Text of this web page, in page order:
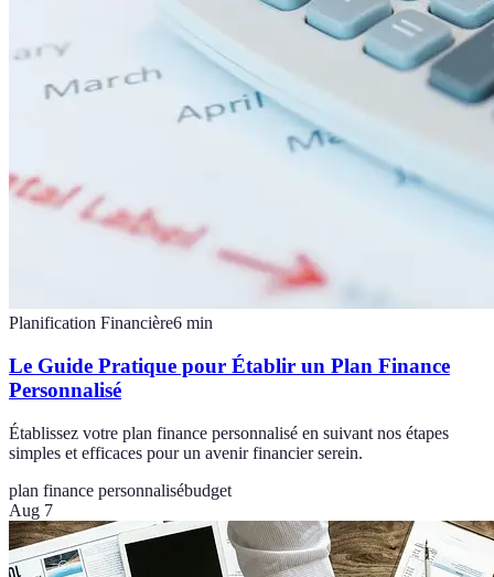
Planification Financière6 min
Le Guide Pratique pour Établir un Plan Finance
Personnalisé
Établissez votre plan finance personnalisé en suivant nos étapes
simples et efficaces pour un avenir financier serein.
plan finance personnalisébudget
Aug 7